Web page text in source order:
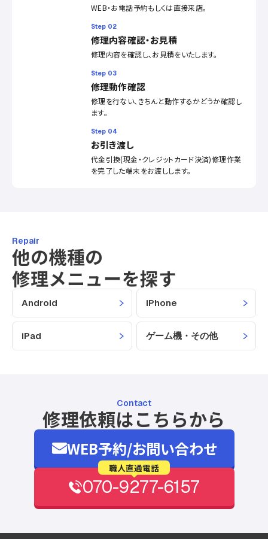
WEB・お電話予約もしくは直接来店。
Step 02
修理内容確認・お見積
修理内容を確認し、お見積をいたします。
Step 03
修理動作確認
修理を行ない、きちんと動作するかどうか確認し
ます。
Step 04
お引き渡し
代金引換(現金・クレジットカード決済)修理作業
を完了した端末をお渡しします。
Repair
他の機種の
修理メニューを探す
Android iPhone
iPad ゲーム機・その他
Contact
修理依頼はこちらから
WEB予約/お問い合わせ
職人直通電話
070-9277-6157